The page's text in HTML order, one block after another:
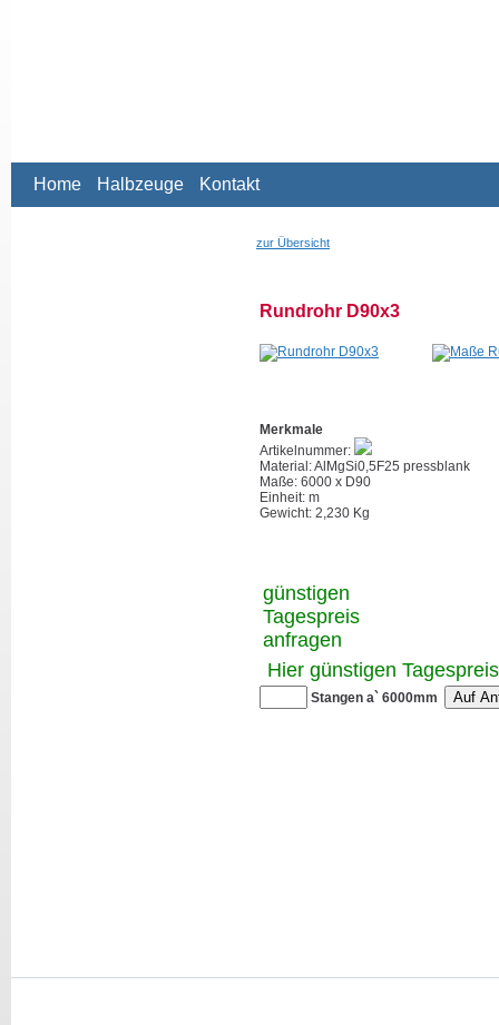
Home Halbzeuge Kontakt
zur Übersicht
Rundrohr D90x3
Merkmale
Artikelnummer:
Material: AlMgSi0,5F25 pressblank
Maße: 6000 x D90
Einheit: m
Gewicht: 2,230 Kg
günstigen
Tagespreis
anfragen
Hier günstigen
Stangen a` 6000mm